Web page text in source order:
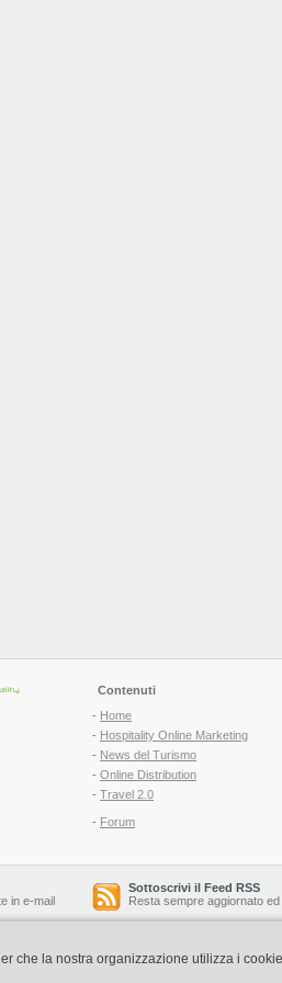
Contenuti
- Home
- Hospitality Online Marketing
- News del Turismo
- Online Distribution
- Travel 2.0
- Forum
in e-mail
Sottoscrivi il Feed RSS
Resta sempre aggiornato
che la nostra organizzazione utilizza i